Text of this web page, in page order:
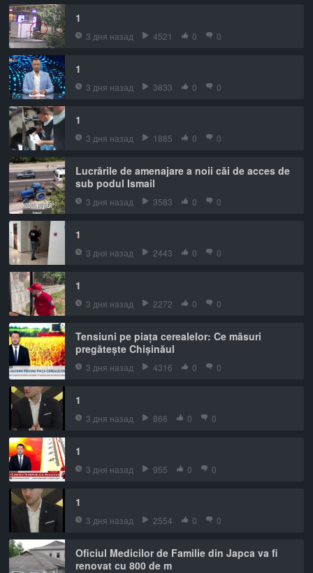
1
3 дня назад 4521 0 0
1
3 дня назад 3833 0 0
1
3 дня назад 1885 0 0
Lucrările de amenajare a noii căi de acces de
sub podul Ismail
3 дня назад 3583 0 0
1
3 дня назад 2443 0 0
1
3 дня назад 2272 0 0
Tensiuni pe piața cerealelor: Ce măsuri
pregătește Chișinăul
3 дня назад 4316 0 0
1
3 дня назад 866 0 0
1
3 дня назад 955 0 0
1
3 дня назад 2554 0 0
Oficiul Medicilor de Familie din Japca va fi
renovat cu 800 de m